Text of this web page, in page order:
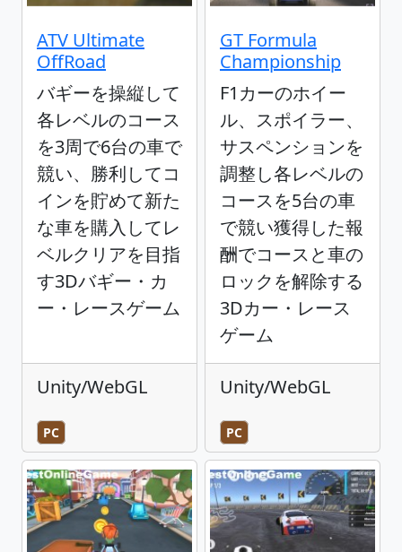
ATV Ultimate
OffRoad
バギーを操縦して
各レベルのコース
を3周で6台の車で
競い、勝利してコ
インを貯めて新た
な車を購入してレ
ベルクリアを目指
す3Dバギー・カ
ー・レースゲーム
Unity/WebGL
PC
GT Formula
Championship
F1カーのホイー
ル、スポイラー、
サスペンションを
調整し各レベルの
コースを5台の車
で競い獲得した報
酬でコースと車の
ロックを解除する
3Dカー・レース
ゲーム
Unity/WebGL
PC